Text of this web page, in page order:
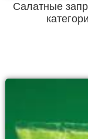
Салатные